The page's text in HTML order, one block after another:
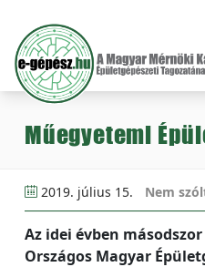
Műegyetemi
2019. július 15. Nem
Az idei évben
Országos Magyar